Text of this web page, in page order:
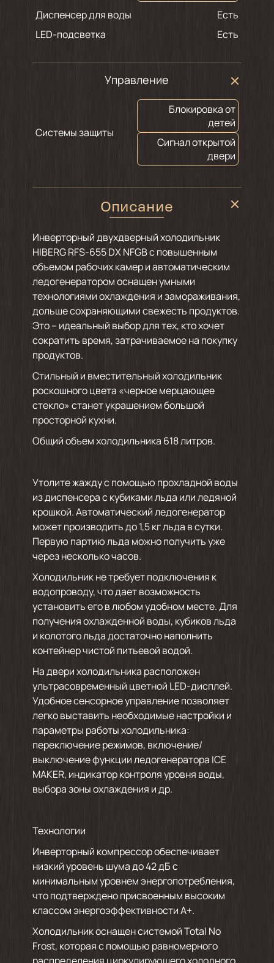
Диспенсер для воды
Есть
LED-подсветка
Есть
Управление
Системы защиты
Блокировка от
детей
Сигнал открытой
двери
Описание
Инверторный двухдверный холодильник
HIBERG RFS-655 DX NFGB с повышенным
объемом рабочих камер и автоматическим
ледогенератором оснащен умными
технологиями охлаждения и замораживания,
дольше сохраняющими свежесть продуктов.
Это – идеальный выбор для тех, кто хочет
сократить время, затрачиваемое на покупку
продуктов.
Стильный и вместительный холодильник
роскошного цвета «черное мерцающее
стекло» станет украшением большой
просторной кухни.
Общий объем холодильника 618 литров.
Утолите жажду с помощью прохладной воды
из диспенсера с кубиками льда или ледяной
крошкой. Автоматический ледогенератор
может производить до 1,5 кг льда в сутки.
Первую партию льда можно получить уже
через несколько часов.
Холодильник не требует подключения к
водопроводу, что дает возможность
установить его в любом удобном месте. Для
получения охлажденной воды, кубиков льда
и колотого льда достаточно наполнить
контейнер чистой питьевой водой.
На двери холодильника расположен
ультрасовременный цветной LED-дисплей.
Удобное сенсорное управление позволяет
легко выставить необходимые настройки и
параметры работы холодильника:
переключение режимов, включение/
выключение функции ледогенератора ICE
MAKER, индикатор контроля уровня воды,
выбора зоны охлаждения и др.
Технологии
Инверторный компрессор обеспечивает
низкий уровень шума до 42 дБ с
минимальным уровнем энергопотребления,
что подтверждено присвоенным высоким
классом энергоэффективности А+.
Холодильник оснащен системой Total No
Frost, которая с помощью равномерного